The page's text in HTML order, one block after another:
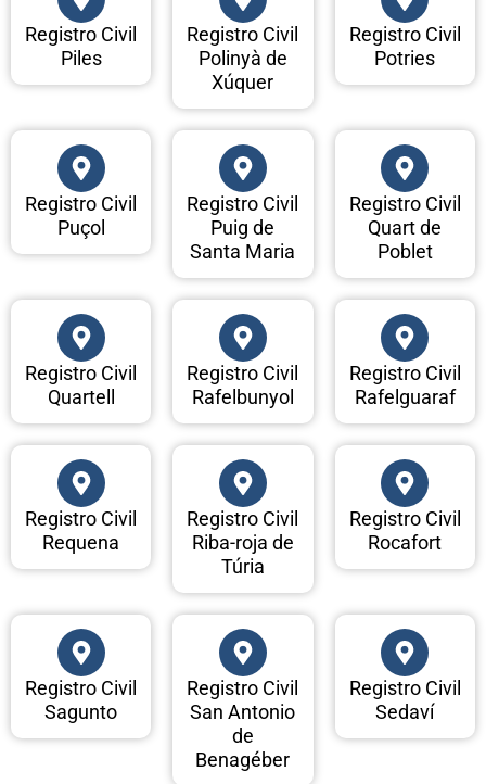
Registro Civil
Piles
Registro Civil
Polinyà de
Xúquer
Registro Civil
Potries
Registro Civil
Puçol
Registro Civil
Puig de
Santa Maria
Registro Civil
Quart de
Poblet
Registro Civil
Quartell
Registro Civil
Rafelbunyol
Registro Civil
Rafelguaraf
Registro Civil
Requena
Registro Civil
Riba-roja de
Túria
Registro Civil
Rocafort
Registro Civil
Sagunto
Registro Civil
San Antonio
de
Benagéber
Registro Civil
Sedaví